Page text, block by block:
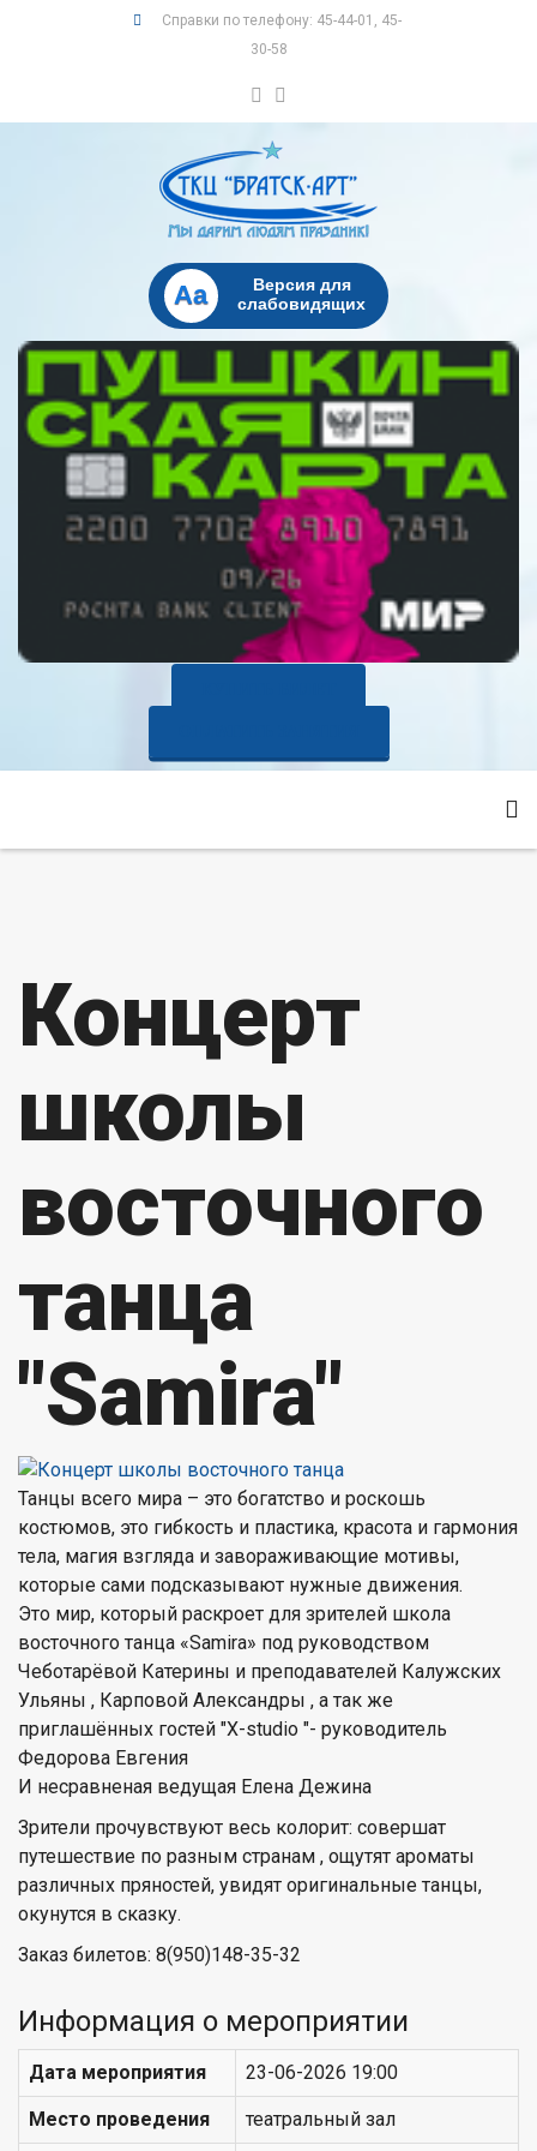
Справки по телефону: 45-44-01, 45-
30-58
Aa
Версия для
слабовидящих
Концерт
школы
восточного
танца
"Samira"
Танцы всего мира – это богатство и роскошь
костюмов, это гибкость и пластика, красота и гармония
тела, магия взгляда и завораживающие мотивы,
которые сами подсказывают нужные движения.
Это мир, который раскроет для зрителей школа
восточного танца «Samira» под руководством
Чеботарёвой Катерины и преподавателей Калужских
Ульяны , Карповой Александры , а так же
приглашённых гостей "X-studio "- руководитель
Федорова Евгения
И несравненая ведущая Елена Дежина
Зрители прочувствуют весь колорит: совершат
путешествие по разным странам , ощутят ароматы
различных пряностей, увидят оригинальные танцы,
окунутся в сказку.
Заказ билетов: 8(950)148-35-32
Информация о мероприятии
Дата мероприятия 23-06-2026 19:00
Место проведения театральный зал